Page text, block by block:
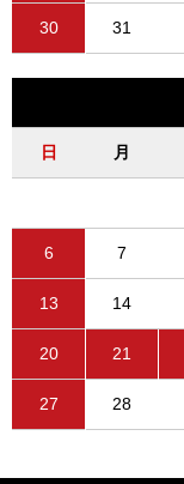
30 31
日 月
6 7
13 14
20 21
27 28